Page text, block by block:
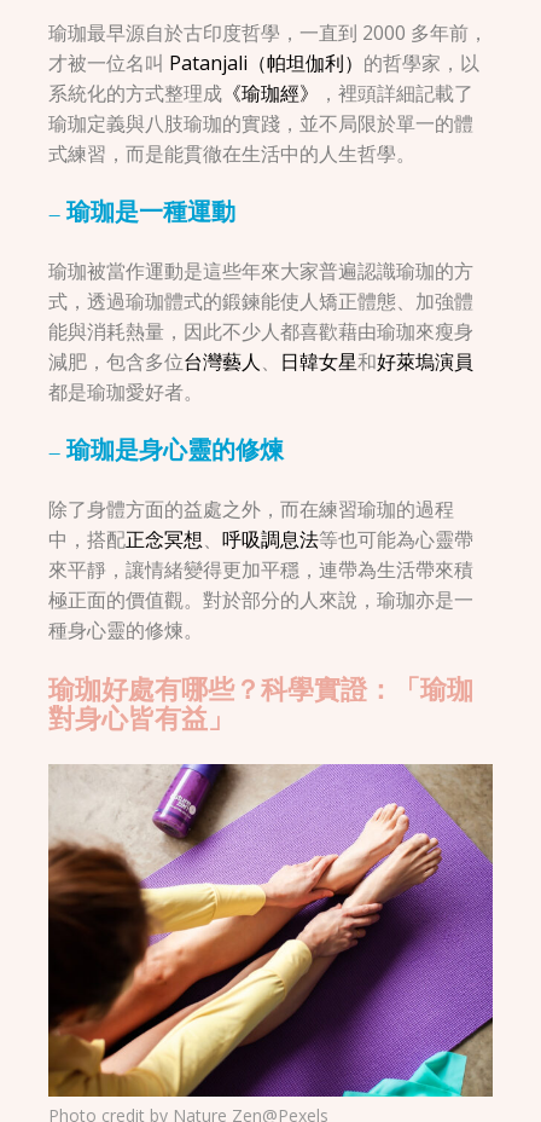
瑜珈最早源自於古印度哲學，一直到 2000 多年前，
才被一位名叫 Patanjali（帕坦伽利） 的哲學家，以
系統化的方式整理成 《瑜珈經》
，裡頭詳細記載了
瑜珈定義與八肢瑜珈的實踐，並不局限於單一的體
式練習，而是能貫徹在生活中的人生哲學。
– 瑜珈是一種運動
瑜珈被當作運動是這些年來大家普遍認識瑜珈的方
式，透過瑜珈體式的鍛鍊能使人矯正體態、加強體
能與消耗熱量，因此不少人都喜歡藉由瑜珈來瘦身
減肥，包含多位台灣藝人、 日韓女星和好萊塢演員
都是瑜珈愛好者。
– 瑜珈是身心靈的修煉
除了身體方面的益處之外，而在練習瑜珈的過程
中，搭配正念冥想、呼吸調息法等也可能為心靈帶
來平靜，讓情緒變得更加平穩，連帶為生活帶來積
極正面的價值觀。對於部分的人來說，瑜珈亦是一
種身心靈的修煉。
瑜珈好處有哪些？科學實證：「瑜珈
對身心皆有益」
Photo credit by Nature Zen@Pexels